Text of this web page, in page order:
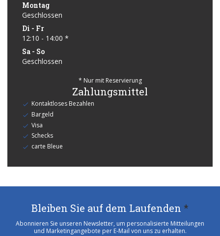
Montag
Geschlossen
Di - Fr
12:10 - 14:00 *
Sa - So
Geschlossen
* Nur mit Reservierung
Zahlungsmittel
Kontaktloses Bezahlen
Bargeld
Visa
Schecks
carte Bleue
Bleiben Sie auf dem Laufenden *
Abonnieren Sie unseren Newsletter, um personalisierte Mitteilungen
und Marketingangebote per E-Mail von uns zu erhalten.